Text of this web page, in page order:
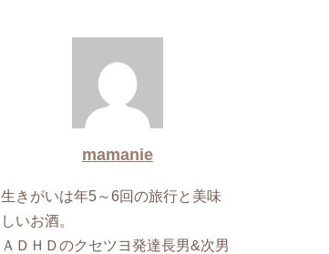
mamanie
生きがいは年5～6回の旅行と美味
しいお酒。
ＡＤＨＤのクセツヨ発達長男&次男